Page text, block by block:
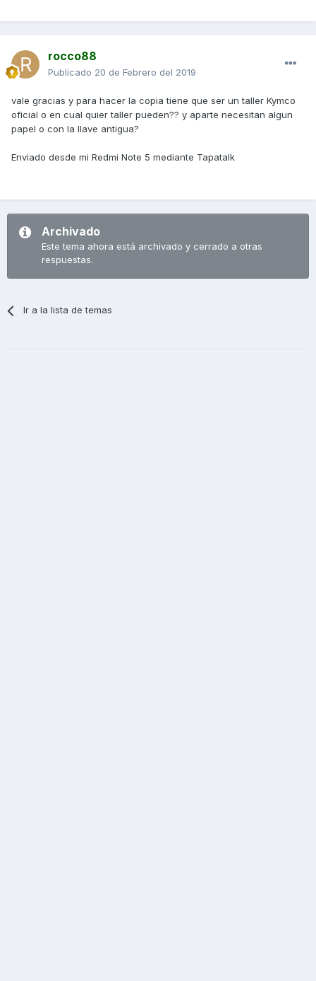
rocco88
Publicado 20 de Febrero del 2019
vale gracias y para hacer la copia tiene que ser un taller Kymco
oficial o en cual quier taller pueden?? y aparte necesitan algun
papel o con la llave antigua?
Enviado desde mi Redmi Note 5 mediante Tapatalk
Archivado
Este tema ahora está archivado y cerrado a otras
respuestas.
Ir a la lista de temas